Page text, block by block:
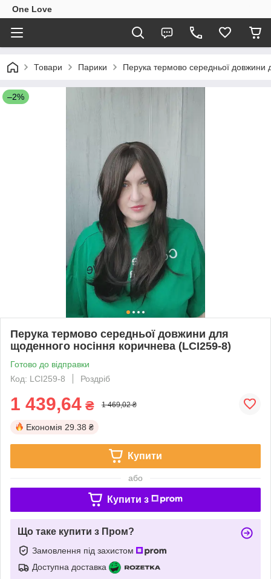
One Love
Товари Парики Перука термово середньої
–2%
Перука термово середньої довжини для
щоденного носіння коричнева (LCI259-8)
Готово до відправки
Код: LCI259-8
Роздріб
1 439,64 ₴ 1 469,02 ₴
Економія 29.38 ₴
Купити
або
Купити з
Що таке купити з Пром?
Замовлення під захистом
Доступна доставка